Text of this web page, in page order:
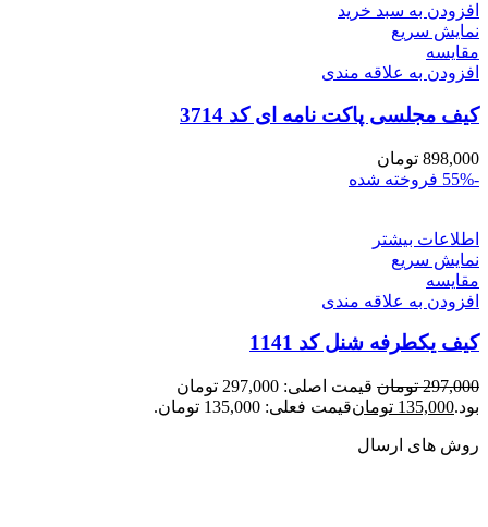
افزودن به سبد خرید
نمایش سریع
مقايسه
افزودن به علاقه مندی
کیف مجلسی پاکت نامه ای کد 3714
898,000 تومان
-55%
فروخته شده
اطلاعات بیشتر
نمایش سریع
مقايسه
افزودن به علاقه مندی
کیف یکطرفه شنل کد 1141
297,000 تومان
قیمت اصلی: 297,000 تومان
بود.135,000 تومانقیمت فعلی: 135,000 تومان.
روش های ارسال